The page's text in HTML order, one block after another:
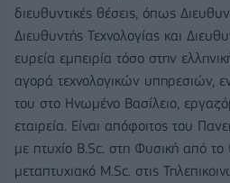
διευθυντικές θέσεις, όπως
Διευθυντής Τεχνολογίας και
ευρεία εμπειρία τόσο στην
αγορά τεχνολογικών υπηρεσιών,
του στο Ηνωμένο Βασίλειο,
εταιρεία. Είναι απόφοιτος του
με πτυχίο B.Sc. στη Φυσική από
μεταπτυχιακό M.Sc. στις